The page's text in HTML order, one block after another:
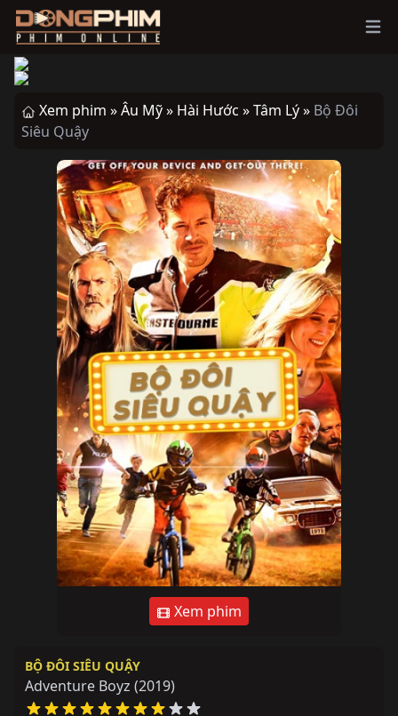
Xem phim »Âu Mỹ » Hài Hước »Tâm Lý » Bộ Đôi
Siêu Quậy
Xem phim
BỘ ĐÔI SIÊU QUẬY
Adventure Boyz (2019)